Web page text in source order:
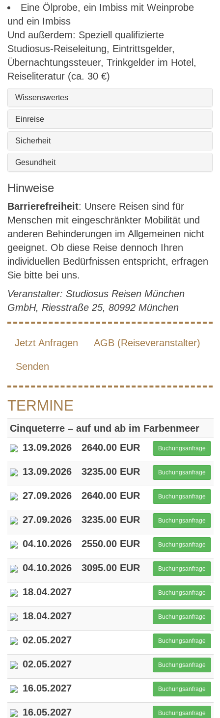
Eine Ölprobe, ein Imbiss mit Weinprobe
und ein Imbiss
Und außerdem: Speziell qualifizierte
Studiosus-Reiseleitung, Eintrittsgelder,
Übernachtungssteuer, Trinkgelder im Hotel,
Reiseliteratur (ca. 30 €)
Wissenswertes
Einreise
Sicherheit
Gesundheit
Hinweise
Barrierefreiheit: Unsere Reisen sind für
Menschen mit eingeschränkter Mobilität und
anderen Behinderungen im Allgemeinen nicht
geeignet. Ob diese Reise dennoch Ihren
individuellen Bedürfnissen entspricht, erfragen
Sie bitte bei uns.
Veranstalter: Studiosus Reisen München
GmbH, Riesstraße 25, 80992 München
Jetzt Anfragen AGB (Reiseveranstalter)
Senden
TERMINE
Cinqueterre – auf und ab im Farbenmeer
13.09.2026
2640.00 EUR Buchungsanfrage
13.09.2026 3235.00 EUR Buchungsanfrage
27.09.2026 2640.00 EUR Buchungsanfrage
27.09.2026 3235.00 EUR Buchungsanfrage
04.10.2026 2550.00 EUR Buchungsanfrage
04.10.2026 3095.00 EUR Buchungsanfrage
18.04.2027 Buchungsanfrage
18.04.2027 Buchungsanfrage
02.05.2027 Buchungsanfrage
02.05.2027 Buchungsanfrage
16.05.2027 Buchungsanfrage
16.05.2027 Buchungsanfrage